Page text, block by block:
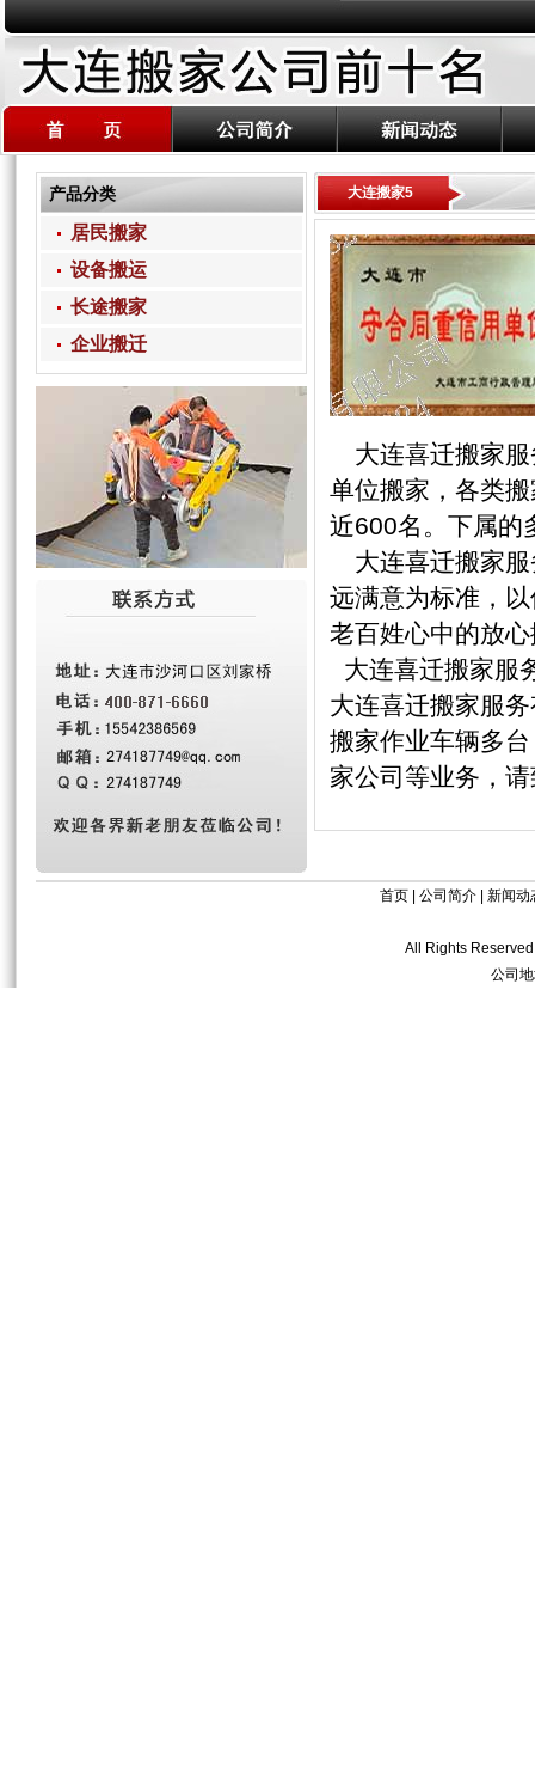
产品分类
居民搬家
设备搬运
长途搬家
企业搬迁
大连搬家5
大连喜迁搬家服
单位搬家，各类
近600名。下属的
大连喜迁搬家服
远满意为标准，
老百姓心中的放
大连喜迁搬家服
大连喜迁搬家服
搬家作业车辆多
家公司等业务，
首页 公司简介 新闻动
All Rights
公司